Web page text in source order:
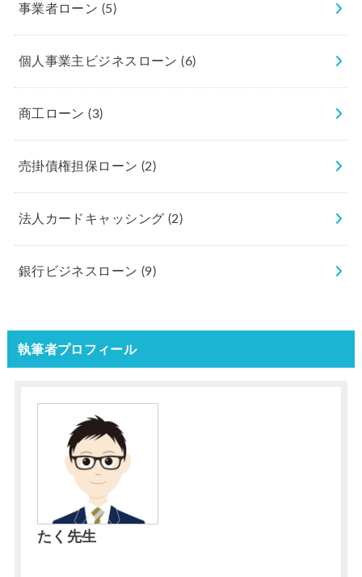
事業者ローン (5)
個人事業主ビジネスローン(6)
商工ローン(3)
売掛債権担保ローン (2)
法人カードキャッシング (2)
銀行ビジネスローン (9)
執筆者プロフィール
たく先生